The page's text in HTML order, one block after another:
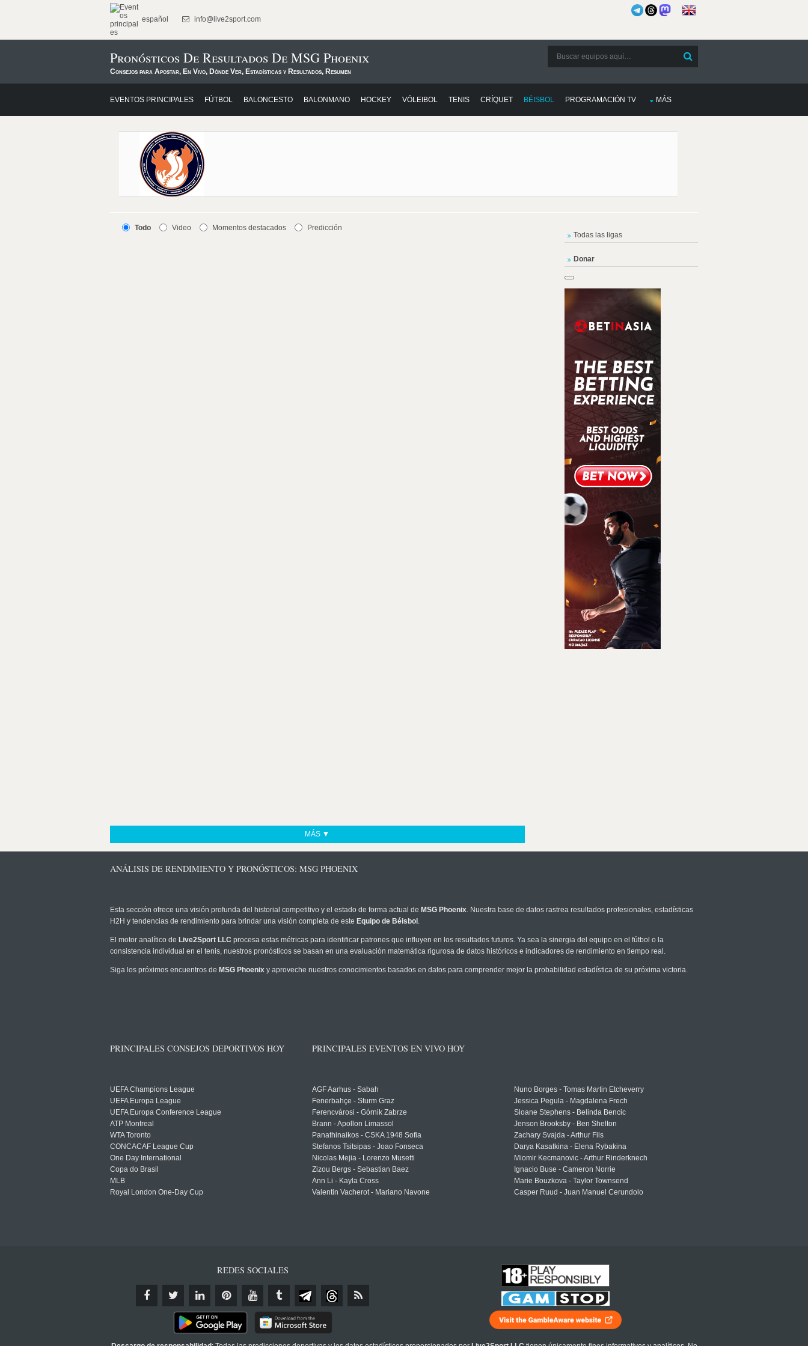
español info@live2sport.com
Pronósticos De Resultados De MSG Phoenix
Consejos para Apostar, En Vivo, Dónde Ver, Estadísticas y Resultados, Resumen
EVENTOS PRINCIPALES FÚTBOL BALONCESTO BALONMANO HOCKEY VÓLEIBOL TENIS CRÍQUET BÉISBOL PROGRAMACIÓN TV MÁS
Todo Video Momentos destacados Predicción
MÁS ▼
Todas las ligas
Donar
ANÁLISIS DE RENDIMIENTO Y PRONÓSTICOS: MSG PHOENIX
Esta sección ofrece una visión profunda del historial competitivo y el estado de forma actual de MSG Phoenix. Nuestra base de datos rastrea resultados profesionales, estadísticas
H2H y tendencias de rendimiento para brindar una visión completa de este Equipo de Béisbol .
El motor analítico de Live2Sport LLC procesa estas métricas para identificar patrones que influyen en los resultados futuros. Ya sea la sinergia del equipo en el fútbol o la
consistencia individual en el tenis, nuestros pronósticos se basan en una evaluación matemática rigurosa de datos históricos e indicadores de rendimiento en tiempo real.
Siga los próximos encuentros de MSG Phoenix y aproveche nuestros conocimientos basados en datos para comprender mejor la probabilidad estadística de su próxima victoria.
PRINCIPALES CONSEJOS DEPORTIVOS HOY
UEFA Champions League
UEFA Europa League
UEFA Europa Conference League
ATP Montreal
WTA Toronto
CONCACAF League Cup
One Day International
Copa do Brasil
MLB
Royal London One-Day Cup
PRINCIPALES EVENTOS EN VIVO HOY
AGF Aarhus - Sabah
Fenerbahçe - Sturm Graz
Ferencvárosi - Górnik Zabrze
Brann - Apollon Limassol
Panathinaikos - CSKA 1948 Sofia
Stefanos Tsitsipas - Joao Fonseca
Nicolas Mejia - Lorenzo Musetti
Zizou Bergs - Sebastian Baez
Ann Li - Kayla Cross
Valentin Vacherot - Mariano Navone
Nuno Borges - Tomas Martin Etcheverry
Jessica Pegula - Magdalena Frech
Sloane Stephens - Belinda Bencic
Jenson Brooksby - Ben Shelton
Zachary Svajda - Arthur Fils
Darya Kasatkina - Elena Rybakina
Miomir Kecmanovic - Arthur Rinderknech
Ignacio Buse - Cameron Norrie
Marie Bouzkova - Taylor Townsend
Casper Ruud - Juan Manuel Cerundolo
REDES SOCIALES